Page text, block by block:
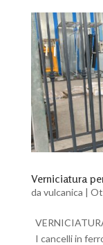
Verniciatura
da vulcanica |
I cancelli in